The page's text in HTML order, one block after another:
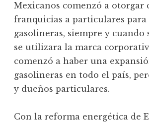
Mexicanos comenzó a otorgar
franquicias a particulares para
gasolineras, siempre y cuando
se utilizara la marca
comenzó a haber una
gasolineras en todo el país,
y dueños particulares.
Con la reforma energética de